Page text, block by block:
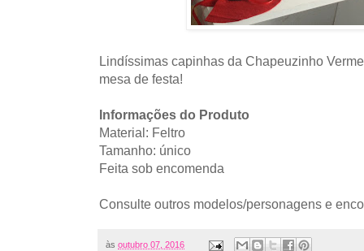
Lindíssimas capinhas da Chapeuzinho
mesa de festa!
Informações do Produto
Material: Feltro
Tamanho: único
Feita sob encomenda
Consulte outros modelos/personagens e
às outubro 07, 2016